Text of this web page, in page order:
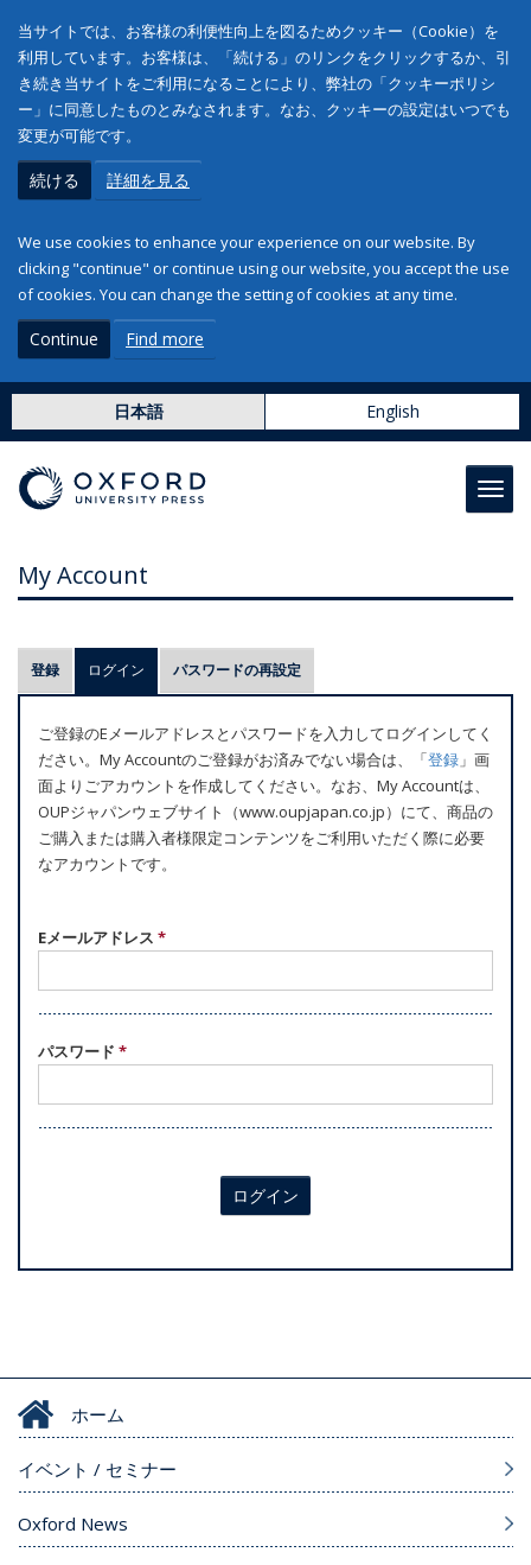
当サイトでは、お客様の利便性向上を図るためクッキー（Cookie）を
利用しています。お客様は、「続ける」のリンクをクリックするか、引
き続き当サイトをご利用になることにより、弊社の「クッキーポリシ
ー」に同意したものとみなされます。なお、クッキーの設定はいつでも
変更が可能です。
続ける 詳細を見る
We use cookies to enhance your experience on our website. By
clicking "continue" or continue using our website, you accept the use
of cookies. You can change the setting of cookies at any time.
Continue Find more
日本語 English
My Account
プ
ラ
マ
リ
ー
タ
ブ
登録 ログイン (アクティブなタブ)
パスワードの再設定
ご登録のEメールアドレスとパスワードを入力してログインしてく
ださい。My Accountのご登録がお済みでない場合は、「登録 」画
面よりごアカウントを作成してください。なお、My Accountは、
OUPジャパンウェブサイト（www.oupjapan.co.jp）にて、商品の
ご購入または購入者様限定コンテンツをご利用いただく際に必要
なアカウントです。
Eメールアドレス *
パスワード *
ログイン
ホーム
イベント / セミナー
Oxford News